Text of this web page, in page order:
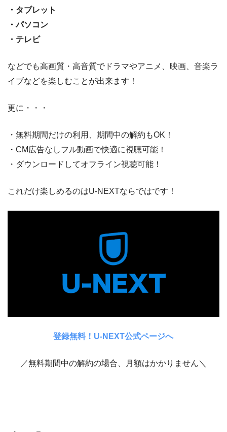
・タブレット
・パソコン
・テレビ
などでも高画質・高音質でドラマやアニメ、映画、音楽ラ
イブなどを楽しむことが出来ます！
更に・・・
・無料期間だけの利用、期間中の解約もOK！
・CM広告なしフル動画で快適に視聴可能！
・ダウンロードしてオフライン視聴可能！
これだけ楽しめるのはU-NEXTならではです！
登録無料！U-NEXT公式ページへ
／無料期間中の解約の場合、月額はかかりません＼